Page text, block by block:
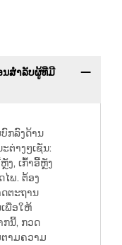
ສຳລັບຜູ້ທີ່ມີ
ກລົງດ້ານ
ຕ່າງໆເຊັ່ນ:
ງ, ເກົ້າອີ້ຫຼັງ
ພ. ຕ້ອງ
ຕະຖານ
ພື່ອໃຫ້
ກນີ້, ກວດ
າມຄວາມ